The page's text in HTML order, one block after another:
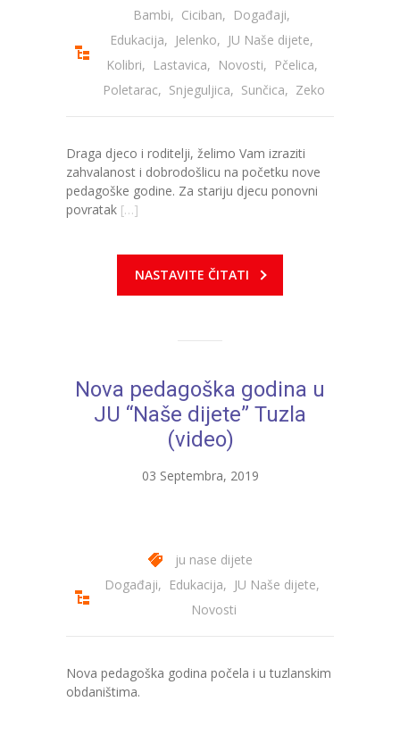
-- Edukacije za roditelje
-- Edukacije zaposlenika
Za roditelje
-- Obrasci i zahtjevi
-- Obavještenja za roditelje
Mala škola sporta
Bambi, Ciciban, Događaji,
Edukacija, Jelenko, JU Naše dijete,
Kolibri, Lastavica, Novosti, Pčelica,
Poletarac, Snjeguljica, Sunčica, Zeko
Draga djeco i roditelji, želimo Vam izraziti
zahvalanost i dobrodošlicu na početku nove
pedagoške godine. Za stariju djecu ponovni
povratak […]
NASTAVITE ČITATI
Nova pedagoška godina u
JU “Naše dijete” Tuzla
(video)
03 Septembra, 2019
ju nase dijete
Događaji, Edukacija, JU Naše dijete,
Novosti
Nova pedagoška godina počela i u tuzlanskim
obdaništima.